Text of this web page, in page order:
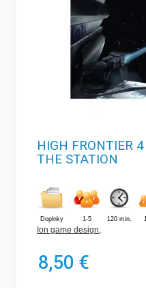
HIGH FRONTIER
THE STATION
Doplnky 1-5 120 min.
Ion game design,
8,50 €